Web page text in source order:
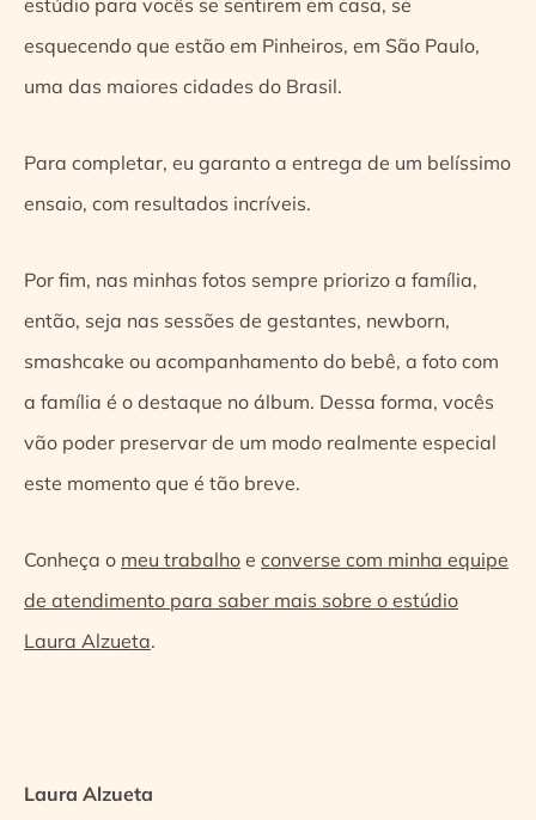
esquecendo que estão em Pinheiros, em São Paulo,
uma das maiores cidades do Brasil.
Para completar, eu garanto a entrega de um belíssimo
ensaio, com resultados incríveis.
Por fim, nas minhas fotos sempre priorizo a família,
então, seja nas sessões de gestantes, newborn,
smashcake ou acompanhamento do bebê, a foto com
a família é o destaque no álbum. Dessa forma, vocês
vão poder preservar de um modo realmente especial
este momento que é tão breve.
Conheça o meu trabalho e converse com minha equipe
de atendimento para saber mais sobre o estúdio
Laura Alzueta.
Laura Alzueta